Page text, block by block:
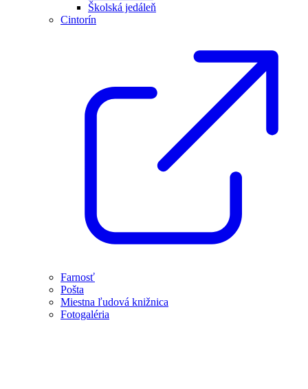
Školská jedáleň
Cintorín
Farnosť
Pošta
Miestna ľudová knižnica
Fotogaléria